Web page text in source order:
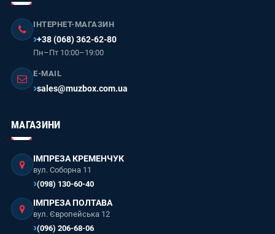
ІНТЕРНЕТ-МАГАЗИН
+38 (068) 362-62-80
Пн–Пт 10:00–19:00
E-MAIL
sales@muzbox.com.ua
МАГАЗИНИ
ІМПРЕЗА КРЕМЕНЧУК
вул. Соборна 11
(098) 130-60-40
ІМПРЕЗА ПОЛТАВА
вул. Європейська 12
(096) 206-68-06